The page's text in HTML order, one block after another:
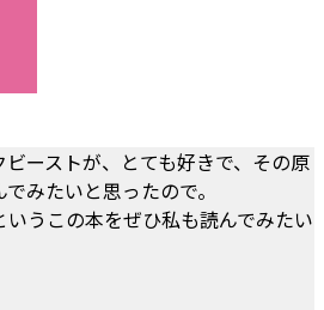
ーストが、とても好きで、その原
みたいと思ったので。
うこの本をぜひ私も読んでみたい